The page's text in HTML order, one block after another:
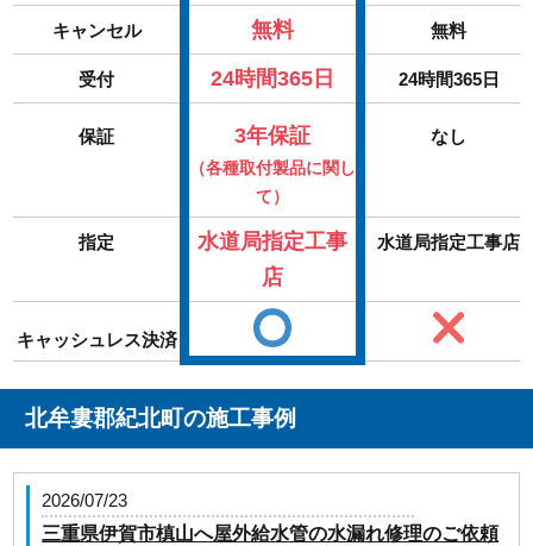
キャンセル 無料 無料
受付 24時間365日 24時間365日
保証 3年保証
（各種取付製品に関し
て）
なし
指定
水道局指定工事
店
水道局指定工事店
キャッシュレス決済
北牟婁郡紀北町の施工事例
2026/07/23
三重県伊賀市槙山へ屋外給水管の水漏れ修理のご依頼